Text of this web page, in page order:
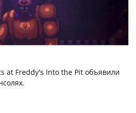
at Freddy's Into the Pit объявили